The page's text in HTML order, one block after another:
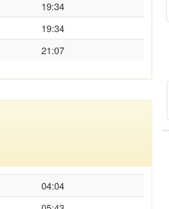
19:34
19:34
21:07
04:04